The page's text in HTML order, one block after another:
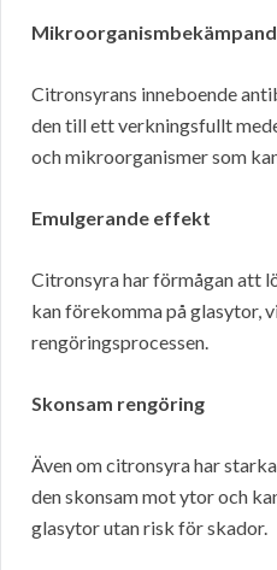
Citronsyrans inneboende
den till ett verkningsfullt
och mikroorganismer som
Emulgerande effekt
Citronsyra har förmågan att
kan förekomma på glasytor,
rengöringsprocessen.
Skonsam rengöring
Även om citronsyra har
den skonsam mot ytor och
glasytor utan risk för skador.